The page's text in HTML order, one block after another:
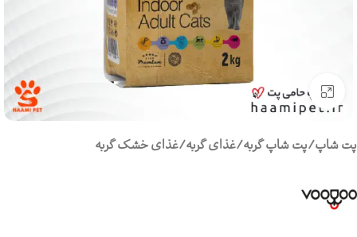
برای بزرگنمایی کلیک کنید
پت شاپ/پت شاپ گربه/غذای گربه/غذای خشک گربه